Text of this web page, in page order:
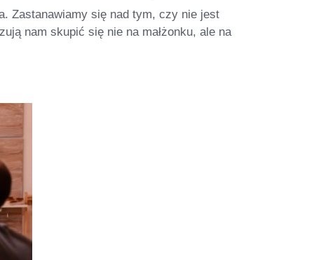
Zastanawiamy się nad tym, czy nie jest
nam skupić się nie na małżonku, ale na